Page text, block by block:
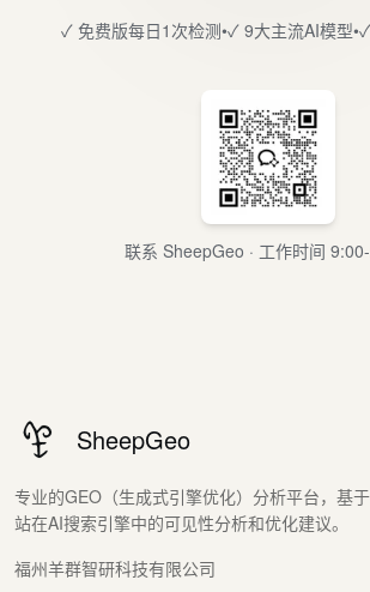
✓ 免费版每日1次检测•✓ 9大主流AI模型•
联系 SheepGeo · 工作时间
SheepGeo
专业的GEO（生成式引擎优化）分析平台，基
站在AI搜索引擎中的可见性分析和优化建议。
福州羊群智研科技有限公司